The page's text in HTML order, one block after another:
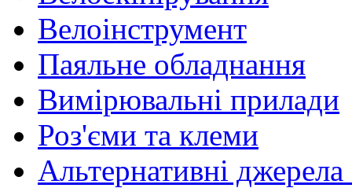
Велоінструмент
Паяльне обладнання
Вимірювальні прилади
Роз'єми та клеми
Альтернативні джерела